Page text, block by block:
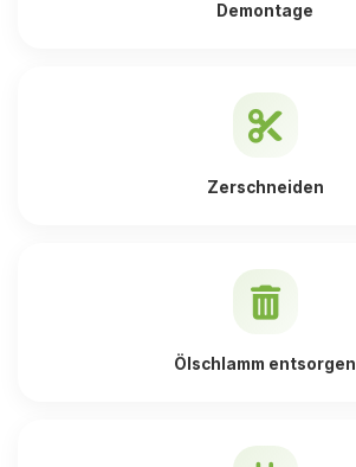
Demontage
Zerschneiden
Ölschlamm entsorgen